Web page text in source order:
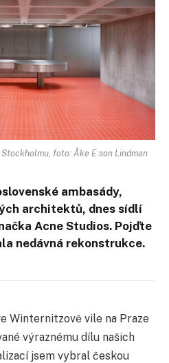
foto: Åke E:son Lindman
ambasády,
architektů, dnes sídlí
Acne Studios. Pojďte
nedávná rekonstrukce.
Winternitzově vile na Praze
výraznému dílu našich
jsem vybral českou